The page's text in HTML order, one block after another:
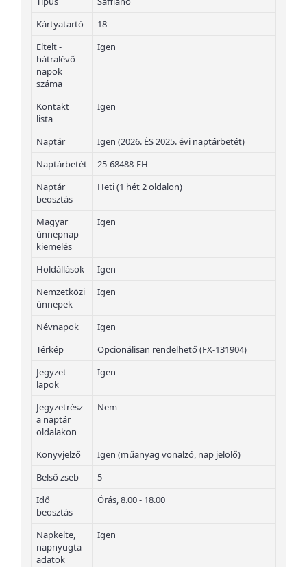
Kártyatartó
18
Eltelt -
hátralévő
napok
száma
Igen
Kontakt
lista
Igen
Naptár
Igen (2026. ÉS 2025. évi naptárbetét)
Naptárbetét
25-68488-FH
Naptár
beosztás
Heti (1 hét 2 oldalon)
Magyar
ünnepnap
kiemelés
Igen
Holdállások
Igen
Nemzetközi
ünnepek
Igen
Névnapok
Igen
Térkép
Opcionálisan rendelhető (FX-131904)
Jegyzet
lapok
Igen
Jegyzetrész
a naptár
oldalakon
Nem
Könyvjelző
Igen (műanyag vonalzó, nap jelölő)
Belső zseb
5
Idő
beosztás
Órás, 8.00 - 18.00
Napkelte,
napnyugta
adatok
Igen